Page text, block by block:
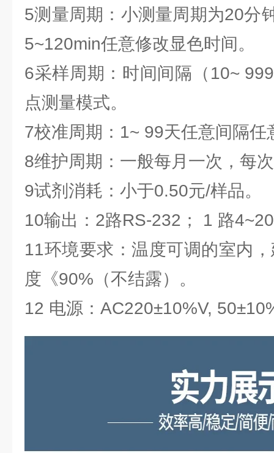
5测量周期：小测量周期为20分
5~120min任意修改显色时间。
6采样周期：时间间隔（10~
点测量模式。
7校准周期：1~ 99天任意间隔任
8维护周期：一般每月一次，每
9试剂消耗：小于0.50元/样品。
10输出：2路RS-232； 1 路
11环境要求：温度可调的室内
度《90%（不结露）。
12 电源：AC220±10%V,